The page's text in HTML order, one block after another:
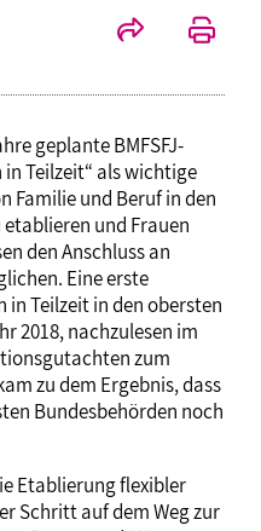
geplante BMFSFJ-
Teilzeit“ als wichtige
Familie und Beruf in den
und Frauen
den Anschluss an
Eine erste
in Teilzeit in den obersten
2018, nachzulesen im
zum
zu dem Ergebnis, dass
Bundesbehörden noch
Etablierung flexibler
Schritt auf dem Weg zur